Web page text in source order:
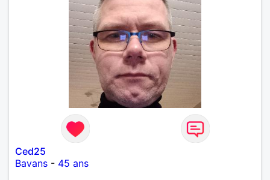
Ced25
Bavans - 45 ans